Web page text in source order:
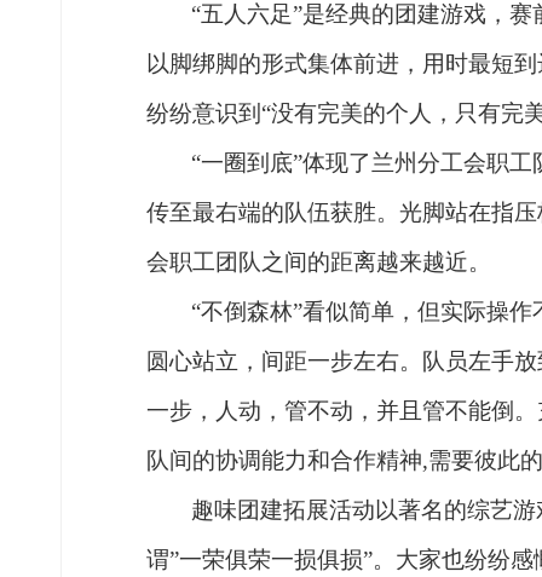
“五人六足”是经典的团建游戏，
以脚绑脚的形式集体前进，用时最短
纷纷意识到“没有完美的个人，只有完
“一圈到底”体现了兰州分工会职
传至最右端的队伍获胜。光脚站在指
会职工团队之间的距离越来越近。
“不倒森林”看似简单，但实际操
圆心站立，间距一步左右。队员左手
一步，人动，管不动，并且管不能倒
队间的协调能力和合作精神,需要彼此
趣味团建拓展活动以著名的综艺游
谓”一荣俱荣一损俱损”。 大家也纷纷感